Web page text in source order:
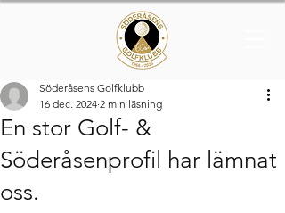
En stor Golf- &
Söderåsenprofil har lämnat
oss.
Söderåsens Golfklubb
16 dec. 2024 2 min läsning